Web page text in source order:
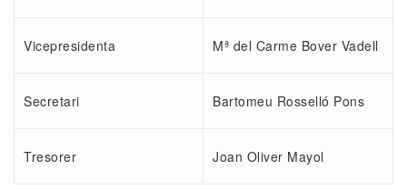
Vicepresidenta Mª del Carme Bover Vadell
Secretari Bartomeu Rosselló Pons
Tresorer Joan Oliver Mayol